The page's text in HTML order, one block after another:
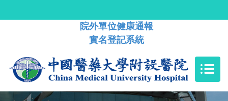
院外單位健康通報
實名登記系統